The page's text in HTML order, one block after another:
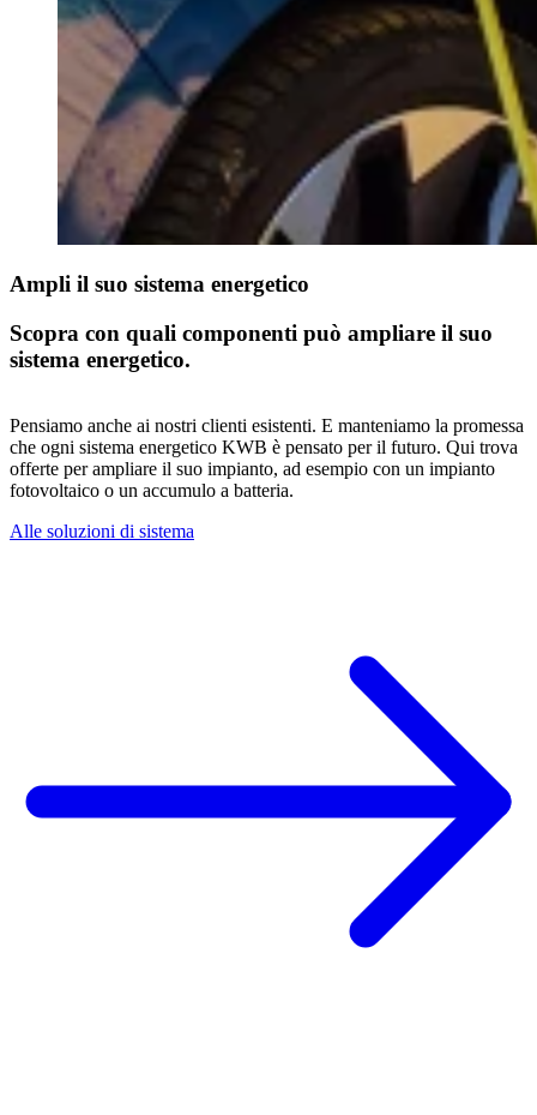
Ampli il suo sistema energetico
Scopra con quali componenti può ampliare il suo
sistema energetico.
Pensiamo anche ai nostri clienti esistenti. E manteniamo la promessa
che ogni sistema energetico KWB è pensato per il futuro. Qui trova
offerte per ampliare il suo impianto, ad esempio con un impianto
fotovoltaico o un accumulo a batteria.
Alle soluzioni di sistema